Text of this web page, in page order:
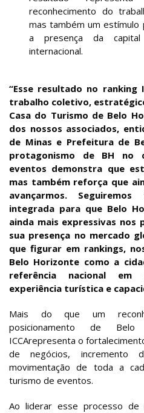
reconhecimento do
mas também um estímulo
a presença da
internacional.
“Esse resultado no
trabalho coletivo,
Casa do Turismo de Belo
dos nossos associados,
de Minas e Prefeitura de
protagonismo de BH no
eventos demonstra que
mas também reforça que
avançarmos.
integrada para que Belo
ainda mais expressivas nos
sua presença no mercado
que figurar em rankings,
Belo Horizonte como a
referência nacional em
experiência turística e
Mais do que um
posicionamento de
ICCArepresenta o
de negócios, incremento
movimentação de toda a
turismo de eventos.
Ao liderar esse processo de